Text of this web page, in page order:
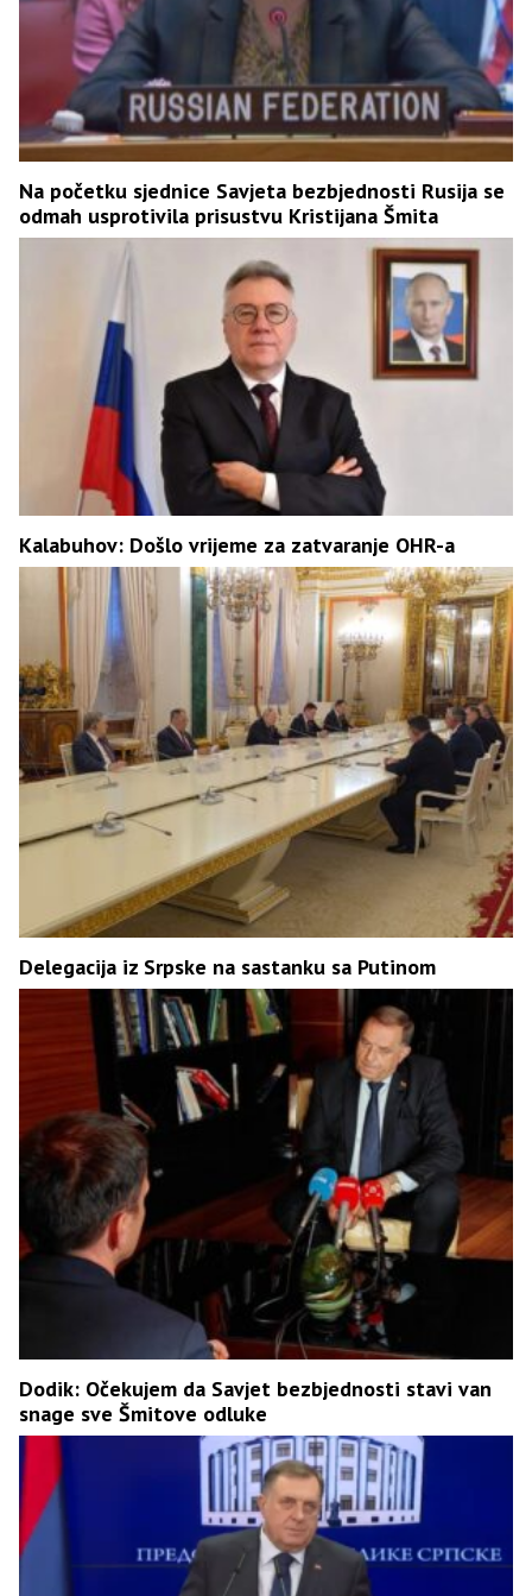
Na početku sjednice Savjeta bezbjednosti Rusija se
odmah usprotivila prisustvu Kristijana Šmita
Kalabuhov: Došlo vrijeme za zatvaranje OHR-a
Delegacija iz Srpske na sastanku sa Putinom
Dodik: Očekujem da Savjet bezbjednosti stavi van
snage sve Šmitove odluke